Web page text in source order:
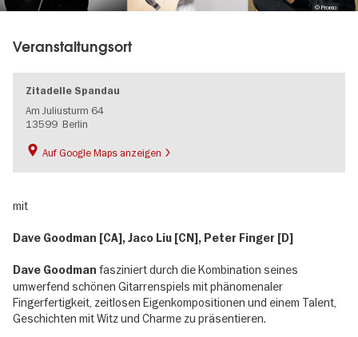
© Promo
Veranstaltungsort
Zitadelle Spandau
Am Juliusturm 64
13599 Berlin
Auf Google Maps anzeigen
mit
Dave Goodman [CA], Jaco Liu [CN], Peter Finger [D]
Dave Goodman fasziniert durch die Kombination seines
umwerfend schönen Gitarrenspiels mit phänomenaler
Fingerfertigkeit, zeitlosen Eigenkompositionen und einem Talent,
Geschichten mit Witz und Charme zu präsentieren.